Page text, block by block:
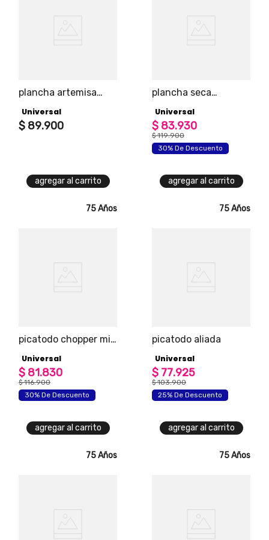
plancha artemisa
equilibrio de gris y
oro rosa, vapor y
Universal
$ 89.900
agregar al carrito
plancha seca
niveles de
temperatura
Universal
$ 83.930
$ 119.900
30% De Descuento
agregar al carrito
75 Años
picatodo chopper mix
Universal
$ 81.830
$ 116.900
30% De Descuento
agregar al carrito
75 Años
picatodo aliada
Universal
$ 77.925
$ 103.900
25% De Descuento
agregar al carrito
75 Años 75 Años